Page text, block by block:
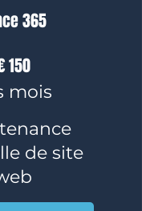
365
150
mois
de site